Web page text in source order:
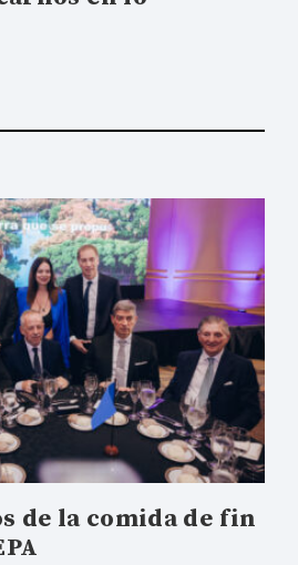
de la comida de fin